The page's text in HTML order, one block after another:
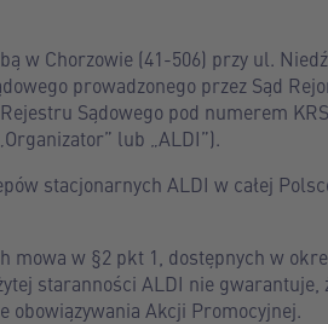
w Chorzowie (41-506) przy ul.
prowadzonego przez Sąd
Sądowego pod numerem
lub „ALDI”).
stacjonarnych ALDI w całej
mowa w §2 pkt 1, dostępnych w
staranności ALDI nie gwarantuje,
obowiązywania Akcji Promocyjnej.